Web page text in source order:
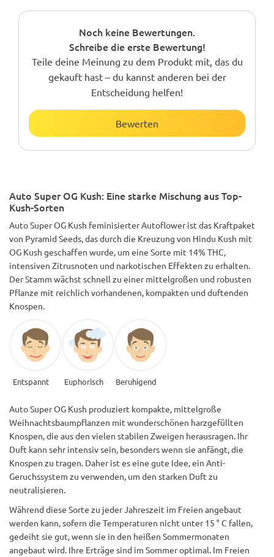
Noch keine Bewertungen.
Schreibe die erste Bewertung!
Teile deine Meinung zu dem Produkt mit, das du
gekauft hast – du kannst anderen bei der
Entscheidung helfen!
Bewerten
Auto Super OG Kush: Eine starke Mischung aus Top-
Kush-Sorten
Auto Super OG Kush feminisierter Autoflower ist das Kraftpaket
von Pyramid Seeds, das durch die Kreuzung von Hindu Kush mit
OG Kush geschaffen wurde, um eine Sorte mit 14% THC,
intensiven Zitrusnoten und narkotischen Effekten zu erhalten.
Der Stamm wächst schnell zu einer mittelgroßen und robusten
Pflanze mit reichlich vorhandenen, kompakten und duftenden
Knospen.
Entspannt Euphorisch Beruhigend
Auto Super OG Kush produziert kompakte, mittelgroße
Weihnachtsbaumpflanzen mit wunderschönen harzgefüllten
Knospen, die aus den vielen stabilen Zweigen herausragen. Ihr
Duft kann sehr intensiv sein, besonders wenn sie anfängt, die
Knospen zu tragen. Daher ist es eine gute Idee, ein Anti-
Geruchssystem zu verwenden, um den starken Duft zu
neutralisieren.
Während diese Sorte zu jeder Jahreszeit im Freien angebaut
werden kann, sofern die Temperaturen nicht unter 15 ° C fallen,
gedeiht sie gut, wenn sie in den heißen Sommermonaten
angebaut wird. Ihre Erträge sind im Sommer optimal. Im Freien